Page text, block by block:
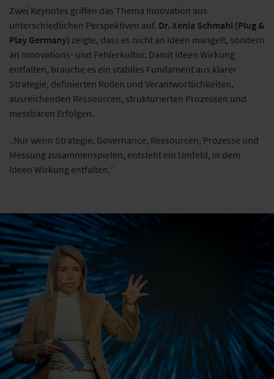
Zwei Keynotes griffen das Thema Innovation aus
unterschiedlichen Perspektiven auf. Dr. Xenia Schmahl (Plug &
Play Germany) zeigte, dass es nicht an Ideen mangelt, sondern
an Innovations- und Fehlerkultur. Damit Ideen Wirkung
entfalten, brauche es ein stabiles Fundament aus klarer
Strategie, definierten Rollen und Verantwortlichkeiten,
ausreichenden Ressourcen, strukturierten Prozessen und
messbaren Erfolgen.
„Nur wenn Strategie, Governance, Ressourcen, Prozesse und
Messung zusammenspielen, entsteht ein Umfeld, in dem
Ideen Wirkung entfalten.“